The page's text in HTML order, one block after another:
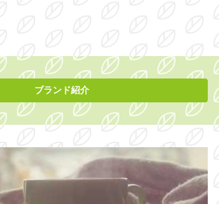
ブランド紹介